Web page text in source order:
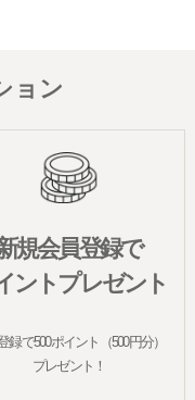
ョン
規会員登録で
ントプレゼント
録で500ポイント（500円分）
プレゼント！